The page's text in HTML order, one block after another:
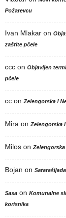
Požarevcu
Ivan Mlakar on
zaštite pčele
ccc on Objavljen
pčele
cc on Zelengorska i
Mira on Zelengorska
Milos on
Bojan on
Sasa on Komunalne
korisnika